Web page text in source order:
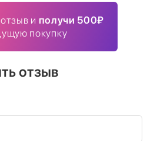
и получи 500₽
покупку
отзыв